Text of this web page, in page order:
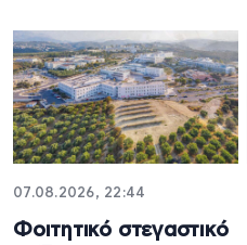
07.08.2026, 22:44
Φοιτητικό στεγαστικό